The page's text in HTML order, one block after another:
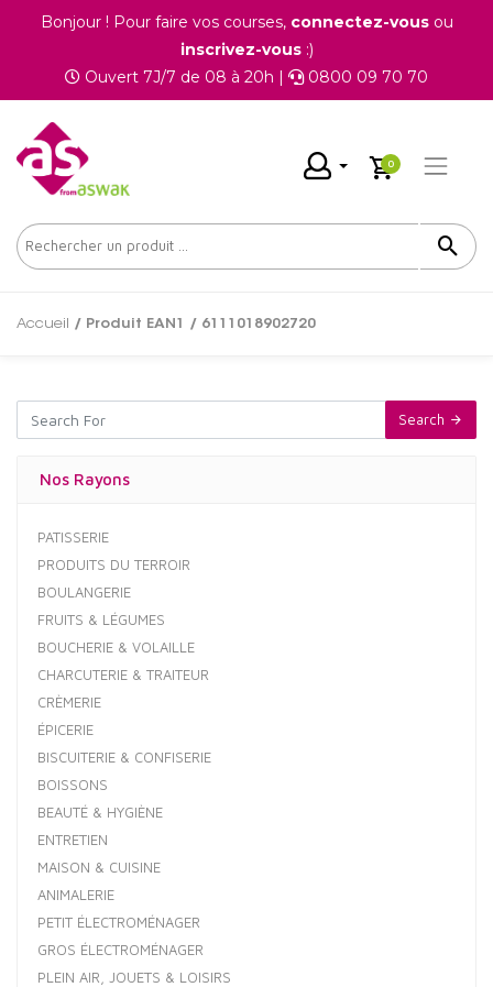
Bonjour ! Pour faire vos courses, connectez-vousou
inscrivez-vous:)
Ouvert 7J/7 de 08 à 20h |
0800 09 70 70
0
Accueil / Produit EAN1 / 6111018902720
Search
Nos Rayons
PATISSERIE
PRODUITS DU TERROIR
BOULANGERIE
FRUITS & LÉGUMES
BOUCHERIE & VOLAILLE
CHARCUTERIE & TRAITEUR
CRÈMERIE
ÉPICERIE
BISCUITERIE & CONFISERIE
BOISSONS
BEAUTÉ & HYGIÈNE
ENTRETIEN
MAISON & CUISINE
ANIMALERIE
PETIT ÉLECTROMÉNAGER
GROS ÉLECTROMÉNAGER
PLEIN AIR, JOUETS & LOISIRS